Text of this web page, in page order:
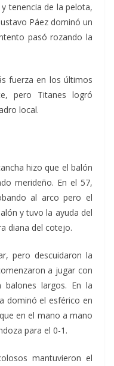
tenencia de la pelota,
Páez dominó un
pasó rozando la
fuerza en los últimos
pero Titanes logró
local.
hizo que el balón
merideño. En el 57,
al arco pero el
y tuvo la ayuda del
diana del cotejo.
pero descuidaron la
a jugar con
balones largos. En la
dominó el esférico en
en el mano a mano
para el 0-1.
mantuvieron el